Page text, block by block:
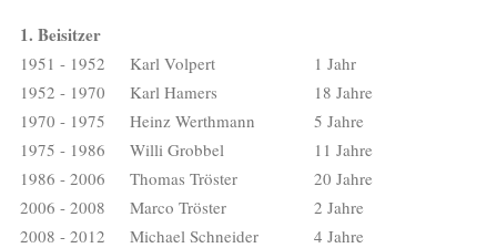
1. Beisitzer
1951 - 1952 Karl Volpert
1 Jahr
1952 - 1970
Karl Hamers
18 Jahre
1970 - 1975
Heinz Werthmann
5 Jahre
1975 - 1986
Willi Grobbel
11 Jahre
1986 - 2006
Thomas Tröster
20 Jahre
2006 - 2008
Marco Tröster
2 Jahre
2008 - 2012
Michael Schneider
4 Jahre